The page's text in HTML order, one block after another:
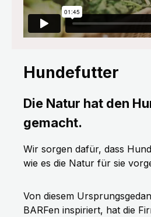
Hundefutter
Die Natur hat den
gemacht.
Wir sorgen dafür, dass
wie es die Natur für sie
Von diesem
BARFen inspiriert, hat die